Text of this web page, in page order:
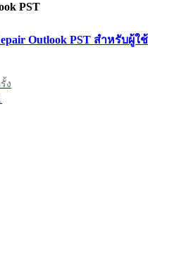
PST
Outlook PST สำหรับผู้ใช้
ง